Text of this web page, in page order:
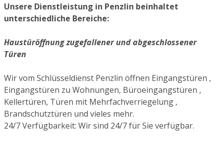
Unsere Dienstleistung in Penzlin beinhaltet
unterschiedliche Bereiche:
Haustüröffnung zugefallener und abgeschlossener
Türen
Wir vom Schlüsseldienst Penzlin öffnen Eingangstüren ,
Eingangstüren zu Wohnungen, Büroeingangstüren ,
Kellertüren, Türen mit Mehrfachverriegelung ,
Brandschutztüren und vieles mehr.
24/7 Verfügbarkeit: Wir sind 24/7 für Sie verfügbar.